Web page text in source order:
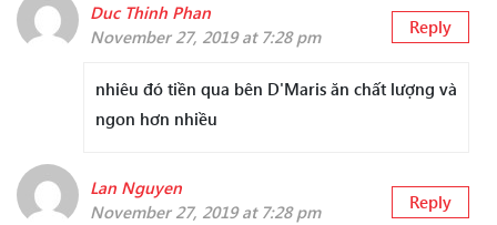
Duc Thinh Phan
November 27, 2019 at 7:28 pm
Reply
nhiêu đó tiền qua bên D'Maris ăn chất lượng và
ngon hơn nhiều
Lan Nguyen
November 27, 2019 at 7:28 pm
Reply